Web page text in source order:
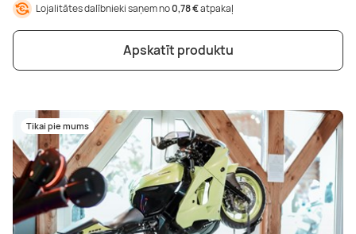
Lojalitātes dalībnieki saņem no0,78 €atpakaļ
Apskatīt produktu
Tikai pie mums